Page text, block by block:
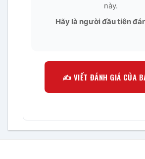
này.
Hãy là người đầu tiên
✍️ VIẾT ĐÁNH GIÁ CỦA